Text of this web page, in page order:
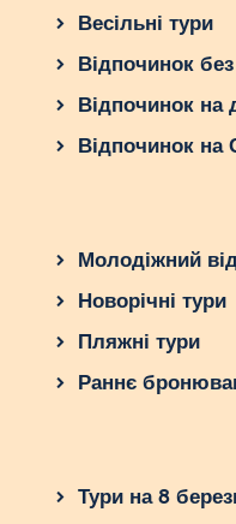
Весільні тури
Відпочинок без
Відпочинок на
Відпочинок на
Молодіжний
Новорічні тури
Пляжні тури
Раннє
Тури на 8